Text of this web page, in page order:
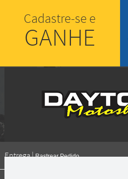
Cadastre-se e
GANHE
Entrega |Rastrear Pedido